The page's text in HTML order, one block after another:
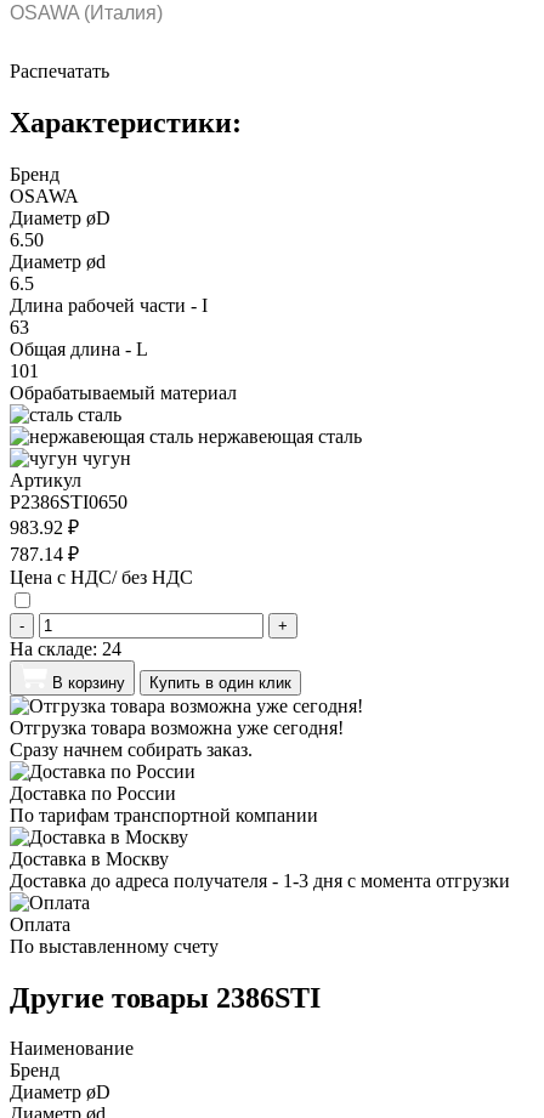
OSAWA (Италия)
Распечатать
Характеристики:
Бренд
OSAWA
Диаметр øD
6.50
Диаметр ød
6.5
Длина рабочей части - I
63
Общая длина - L
101
Обрабатываемый материал
сталь
нержавеющая сталь
чугун
Артикул
P2386STI0650
983.92 ₽
787.14 ₽
Цена с НДС/ без НДС
- +
На складе: 24
В корзину Купить в один клик
Отгрузка товара возможна уже сегодня!
Сразу начнем собирать заказ.
Доставка по России
По тарифам транспортной компании
Доставка в Москву
Доставка до адреса получателя - 1-3 дня с момента отгрузки
Оплата
По выставленному счету
Другие товары 2386STI
Наименование
Бренд
Диаметр øD